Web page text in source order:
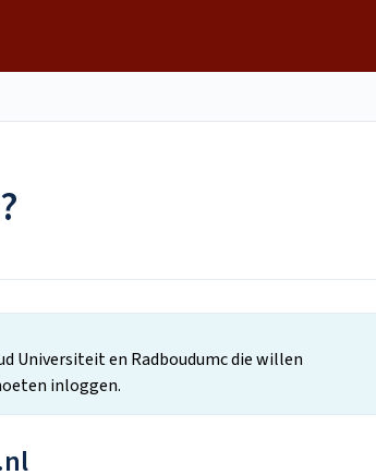
Universiteit en Radboudumc die willen
inloggen.